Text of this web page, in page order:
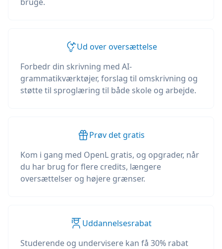
Ud over oversættelse
Forbedr din skrivning med AI-
grammatikværktøjer, forslag til omskrivning og
støtte til sproglæring til både skole og arbejde.
Prøv det gratis
Kom i gang med OpenL gratis, og opgrader, når
du har brug for flere credits, længere
oversættelser og højere grænser.
Uddannelsesrabat
Studerende og undervisere kan få 30% rabat